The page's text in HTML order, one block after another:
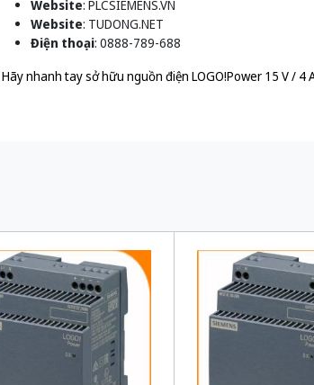
Website: PLCSIEMENS.VN
Website: TUDONG.NET
Điện thoại: 0888-789-688
Hãy nhanh tay sở hữu nguồn điện LOGO!Power 15 V /